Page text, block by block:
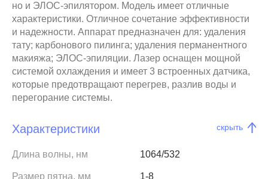
но и ЭЛОС-эпилятором. Модель имеет отличные
характеристики. Отличное сочетание эффективности
и надежности. Аппарат предназначен для: удаления
тату; карбонового пилинга; удаления перманентного
макияжа; ЭЛОС-эпиляции. Лазер оснащен мощной
системой охлаждения и имеет 3 встроенных датчика,
которые предотвращают перегрев, разлив воды и
перегорание системы.
Характеристики скрыть
Длина волны, нм 1064/532
Размер пятна, мм 1-8